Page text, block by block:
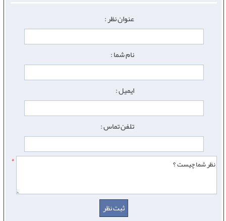
عنوان نظر :
نام شما :
ایمیل :
تلفن تماس :
*